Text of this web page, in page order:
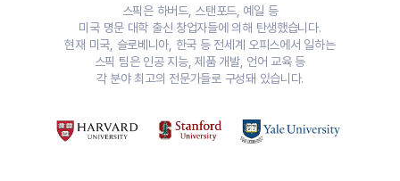
스픽은 하버드, 스탠포드, 예일 등
미국 명문 대학 출신 창업자들에 의해 탄생했습니다.
현재 미국, 슬로베니아, 한국 등 전세계 오피스에서 일하는
스픽 팀은 인공 지능, 제품 개발, 언어 교육 등
각 분야 최고의 전문가들로 구성돼 있습니다.